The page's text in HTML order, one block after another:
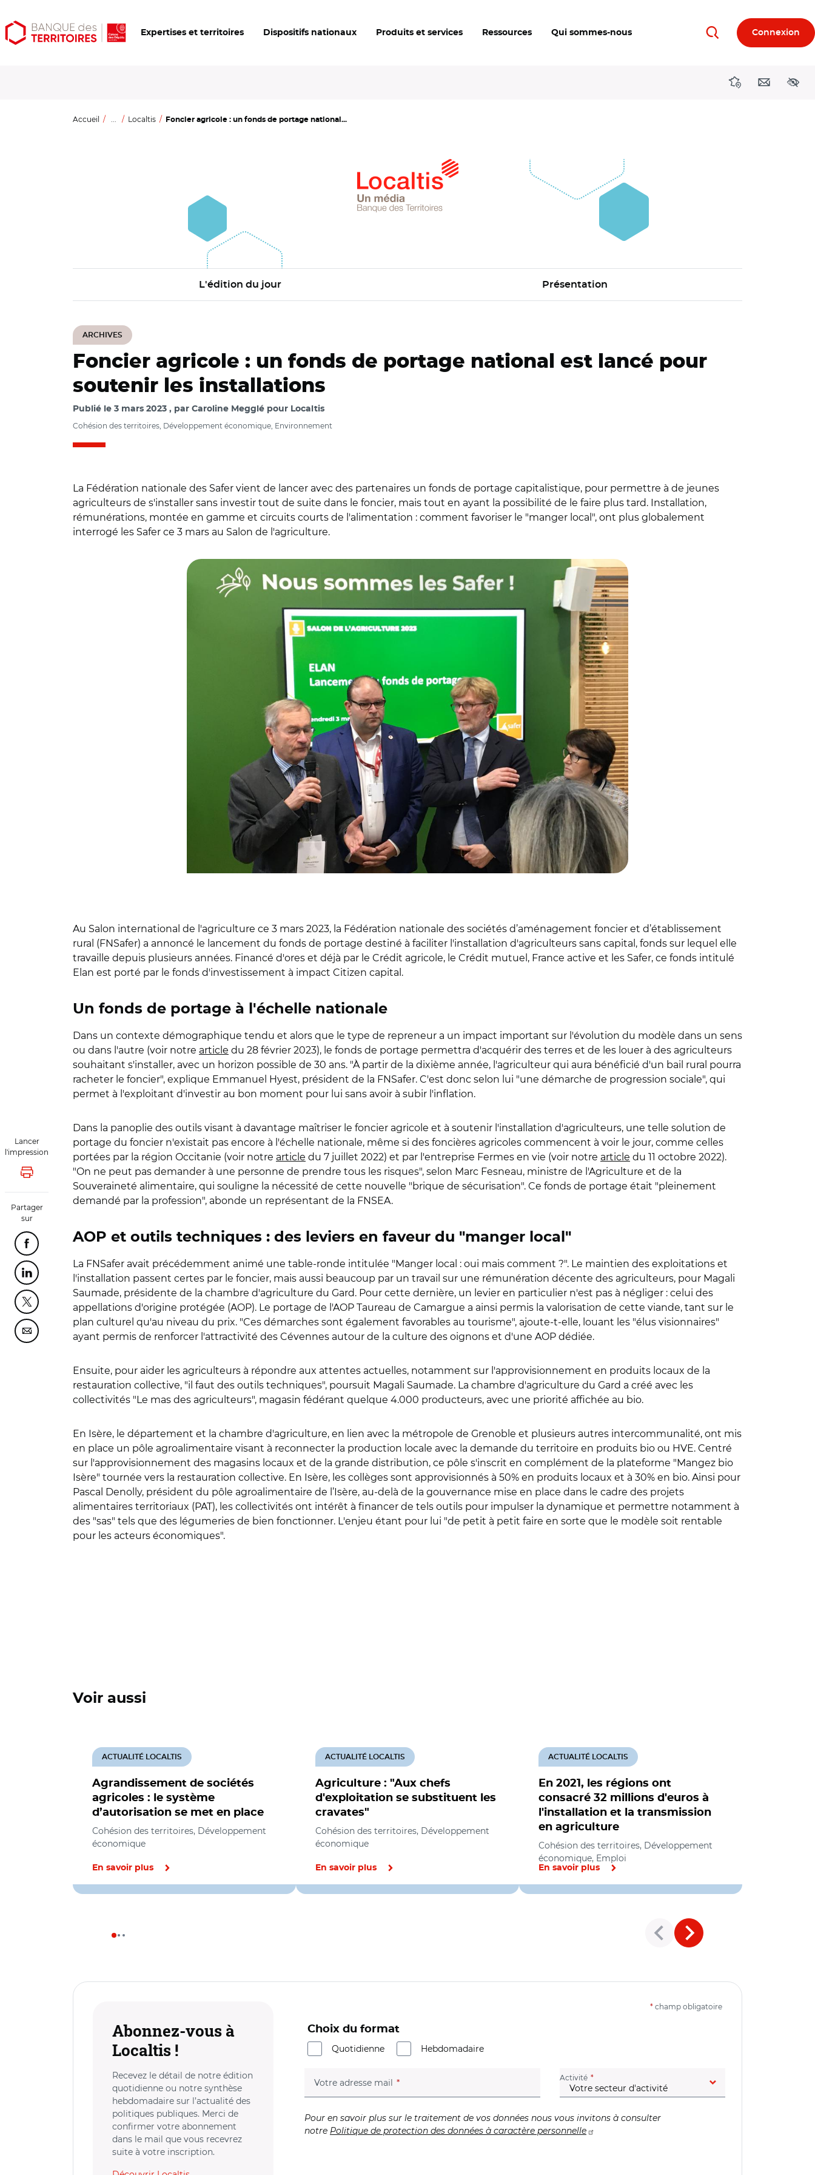
Aller
au
Aller
au
Ouvrir
les
Expertises et territoires Dispositifs nationaux Produits et services Ressources Qui sommes-nous RechercherConnexion
DirectionsContact
Accueil ... Localtis Foncier agricole : un fonds de portage national...
L'édition du jour Présentation
ARCHIVES
Lancer
l'impression
Lancer l'impression
Partager
sur
Partager cette page sur Facebook
Partager cette page sur Linkedin
Partager cette page sur Twitter
Partager cette page sur Courriel
Foncier agricole : un fonds de portage national est lancé pour
soutenir les installations
Publié le 3 mars 2023 par Caroline Megglé pour Localtis
Cohésion des territoires, Développement économique, Environnement
La Fédération nationale des Safer vient de lancer avec des partenaires un fonds de portage capitalistique, pour permettre à de jeunes
agriculteurs de s'installer sans investir tout de suite dans le foncier, mais tout en ayant la possibilité de le faire plus tard. Installation,
rémunérations, montée en gamme et circuits courts de l'alimentation : comment favoriser le "manger local", ont plus globalement
interrogé les Safer ce 3 mars au Salon de l'agriculture.
Au Salon international de l'agriculture ce 3 mars 2023, la Fédération nationale des sociétés d’aménagement foncier et d’établissement
rural (FNSafer) a annoncé le lancement du fonds de portage destiné à faciliter l'installation d'agriculteurs sans capital, fonds sur lequel elle
travaille depuis plusieurs années. Financé d'ores et déjà par le Crédit agricole, le Crédit mutuel, France active et les Safer, ce fonds intitulé
Elan est porté par le fonds d'investissement à impact Citizen capital.
Un fonds de portage à l'échelle nationale
Dans un contexte démographique tendu et alors que le type de repreneur a un impact important sur l'évolution du modèle dans un sens
ou dans l'autre (voir notre article du 28 février 2023), le fonds de portage permettra d'acquérir des terres et de les louer à des agriculteurs
souhaitant s'installer, avec un horizon possible de 30 ans. "À partir de la dixième année, l'agriculteur qui aura bénéficié d'un bail rural pourra
racheter le foncier", explique Emmanuel Hyest, président de la FNSafer. C'est donc selon lui "une démarche de progression sociale", qui
permet à l'exploitant d'investir au bon moment pour lui sans avoir à subir l'inflation.
Dans la panoplie des outils visant à davantage maîtriser le foncier agricole et à soutenir l'installation d'agriculteurs, une telle solution de
portage du foncier n'existait pas encore à l'échelle nationale, même si des foncières agricoles commencent à voir le jour, comme celles
portées par la région Occitanie (voir notre article du 7 juillet 2022) et par l'entreprise Fermes en vie (voir notre article du 11 octobre 2022).
"On ne peut pas demander à une personne de prendre tous les risques", selon Marc Fesneau, ministre de l'Agriculture et de la
Souveraineté alimentaire, qui souligne la nécessité de cette nouvelle "brique de sécurisation". Ce fonds de portage était "pleinement
demandé par la profession", abonde un représentant de la FNSEA.
AOP et outils techniques : des leviers en faveur du "manger local"
La FNSafer avait précédemment animé une table-ronde intitulée "Manger local : oui mais comment ?". Le maintien des exploitations et
l'installation passent certes par le foncier, mais aussi beaucoup par un travail sur une rémunération décente des agriculteurs, pour Magali
Saumade, présidente de la chambre d'agriculture du Gard. Pour cette dernière, un levier en particulier n'est pas à négliger : celui des
appellations d'origine protégée (AOP). Le portage de l'AOP Taureau de Camargue a ainsi permis la valorisation de cette viande, tant sur le
plan culturel qu'au niveau du prix. "Ces démarches sont également favorables au tourisme", ajoute-t-elle, louant les "élus visionnaires"
ayant permis de renforcer l'attractivité des Cévennes autour de la culture des oignons et d'une AOP dédiée.
Ensuite, pour aider les agriculteurs à répondre aux attentes actuelles, notamment sur l'approvisionnement en produits locaux de la
restauration collective, "il faut des outils techniques", poursuit Magali Saumade. La chambre d'agriculture du Gard a créé avec les
collectivités "Le mas des agriculteurs", magasin fédérant quelque 4.000 producteurs, avec une priorité affichée au bio.
En Isère, le département et la chambre d'agriculture, en lien avec la métropole de Grenoble et plusieurs autres intercommunalité, ont mis
en place un pôle agroalimentaire visant à reconnecter la production locale avec la demande du territoire en produits bio ou HVE. Centré
sur l'approvisionnement des magasins locaux et de la grande distribution, ce pôle s'inscrit en complément de la plateforme "Mangez bio
Isère" tournée vers la restauration collective. En Isère, les collèges sont approvisionnés à 50% en produits locaux et à 30% en bio. Ainsi pour
Pascal Denolly, président du pôle agroalimentaire de l’Isère, au-delà de la gouvernance mise en place dans le cadre des projets
alimentaires territoriaux (PAT), les collectivités ont intérêt à financer de tels outils pour impulser la dynamique et permettre notamment à
des "sas" tels que des légumeries de bien fonctionner. L'enjeu étant pour lui "de petit à petit faire en sorte que le modèle soit rentable
pour les acteurs économiques".
Voir aussi
Agrandissement de sociétés
agricoles : le système
d’autorisation se met en place
ACTUALITÉ LOCALTIS
Cohésion des territoires, Développement
économique
En savoir plus
Agriculture : "Aux chefs
d'exploitation se substituent les
cravates"
ACTUALITÉ LOCALTIS
Cohésion des territoires, Développement
économique
En savoir plus
En 2021, les régions ont
consacré 32 millions d'euros à
l'installation et la transmission
en agriculture
ACTUALITÉ LOCALTIS
Cohésion des territoires, Développement
économique, Emploi
En savoir plus
Abonnez-vous à
Localtis !
Recevez le détail de notre édition
quotidienne ou notre synthèse
hebdomadaire sur l’actualité des
politiques publiques. Merci de
confirmer votre abonnement
dans le mail que vous recevrez
suite à votre inscription.
* champ obligatoire
Choix du format
Quotidienne
Hebdomadaire
Votre adresse mail (champ obligatoire) Activité (champ obligatoire)
Pour en savoir plus sur le traitement de vos données nous vous invitons à consulter
notre Politique de protection des données à caractère personnelle